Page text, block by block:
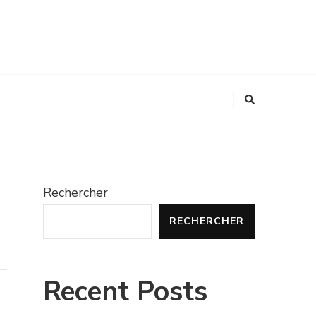
Rechercher
RECHERCHER
Recent Posts